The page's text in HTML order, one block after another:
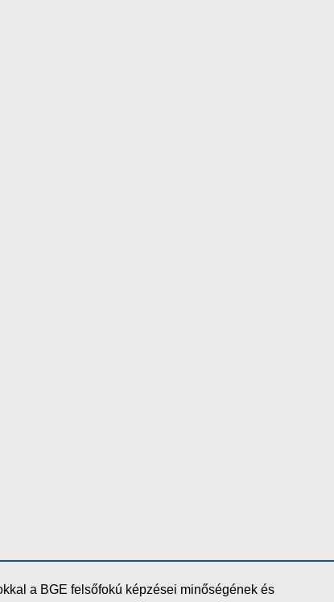
a BGE felsőfokú képzései minőségének és